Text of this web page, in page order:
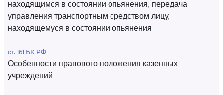
находящимся в состоянии опьянения, передача
управления транспортным средством лицу,
находящемуся в состоянии опьянения
ст. 161 БК РФ
Особенности правового положения казенных
учреждений